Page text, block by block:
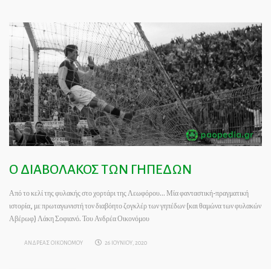
Ο ΔΙΑΒΟΛΑΚΟΣ ΤΩΝ ΓΗΠΕΔΩΝ
Από το κελί της φυλακής στο χορτάρι της Λεωφόρου… Μία φανταστική-πραγματική
ιστορία, με πρωταγωνιστή τον διαβόητο ζογκλέρ των γηπέδων (και θαμώνα των φυλακών
Αβέρωφ) Λάκη Σοφιανό. Του Ανδρέα Οικονόμου
ΑΝΔΡΕΑΣ ΟΙΚΟΝΟΜΟΥ 26 ΙΟΥΝΙΟΥ, 2020